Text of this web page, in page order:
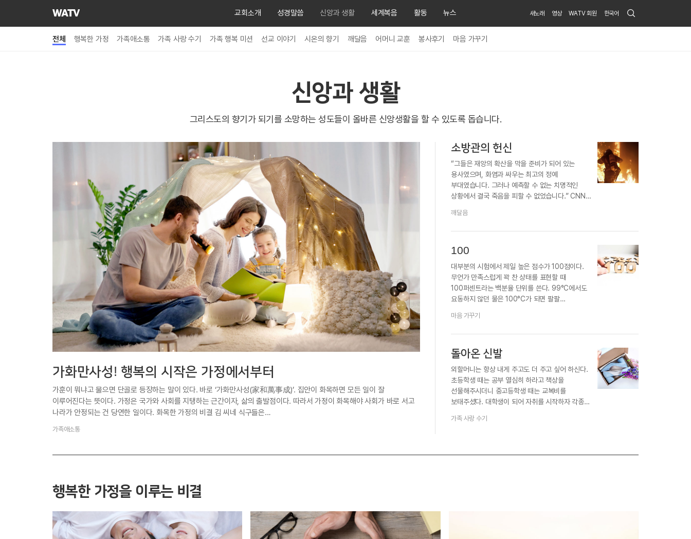
하나님의교회
교회소개 성경말씀 신앙과 생활 세계복음 활동 뉴스 새노래 영상 WATV 회원 한국어 Search
Submit
전체 행복한 가정 가족애소통 가족 사랑 수기 가족 행복 미션 선교 이야기 시온의 향기 깨달음 어머니 교훈 봉사후기 마음 가꾸기
신앙과 생활
그리스도의 향기가 되기를 소망하는 성도들이 올바른 신앙생활을 할 수 있도록 돕습니다.
가화만사성! 행복의 시작은 가정에서부터
가훈이 뭐냐고 물으면 단골로 등장하는 말이 있다. 바로 ‘가화만사성(家和萬事成)’. 집안이 화목하면 모든 일이 잘
이루어진다는 뜻이다. 가정은 국가와 사회를 지탱하는 근간이자, 삶의 출발점이다. 따라서 가정이 화목해야 사회가 바로 서고
나라가 안정되는 건 당연한 일이다. 화목한 가정의 비결 김 씨네 식구들은…
가족애소통
소방관의 헌신
“그들은 재앙의 확산을 막을 준비가 되어 있는
용사였으며, 화염과 싸우는 최고의 정예
부대였습니다. 그러나 예측할 수 없는 치명적인
상황에서 결국 죽음을 피할 수 없었습니다.” CNN
깨달음
100
대부분의 시험에서 제일 높은 점수가 100점이다.
무언가 만족스럽게 꽉 찬 상태를 표현할 때
100퍼센트라는 백분율 단위를 쓴다. 99°C에서도
요동하지 않던 물은 100°C가 되면 팔팔
마음 가꾸기
돌아온 신발
외할머니는 항상 내게 주고도 더 주고 싶어 하신다.
초등학생 때는 공부 열심히 하라고 책상을
선물해주시더니 중고등학생 때는 교복비를
보태주셨다. 대학생이 되어 자취를 시작하자 각종
가족 사랑 수기
행복한 가정을 이루는 비결